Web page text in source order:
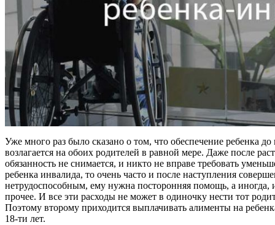
Уже много раз было сказано о том, что обеспечение ребенка
возлагается на обоих родителей в равной мере. Даже после
обязанность не снимается, и никто не вправе требовать
ребенка инвалида, то очень часто и после наступления
нетрудоспособным, ему нужна посторонняя помощь, а иногда,
прочее. И все эти расходы не может в одиночку нести тот
Поэтому второму приходится выплачивать алименты на
18-ти лет.